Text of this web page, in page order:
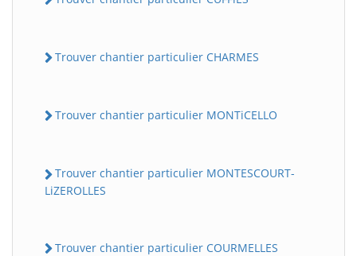
Trouver chantier particulier CHARMES
Trouver chantier particulier MONTiCELLO
Trouver chantier particulier MONTESCOURT-
LiZEROLLES
Trouver chantier particulier COURMELLES